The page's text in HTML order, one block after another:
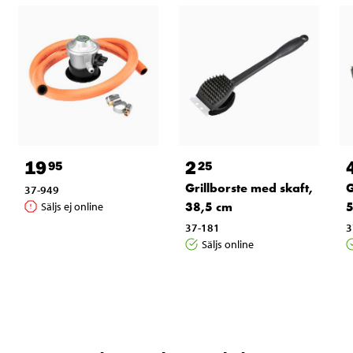
1995
37-949
Säljs ej online
225
Grillborste med skaft,
38,5 cm
37-181
Säljs online